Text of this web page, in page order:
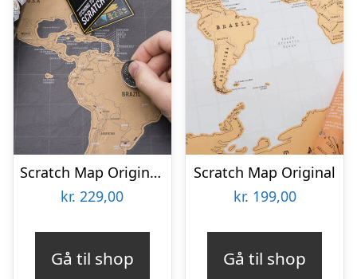
Scratch Map Original Deluxe
kr. 229,00
Gå til shop
Scratch Map Original
kr. 199,00
Gå til shop